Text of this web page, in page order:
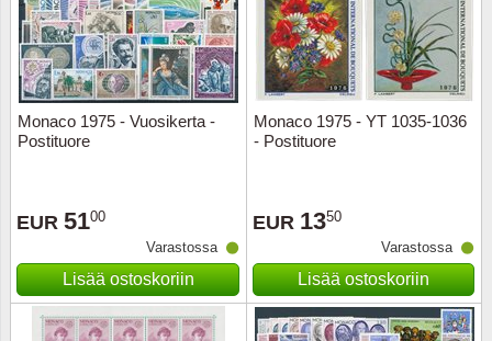
Monaco 1975 - Vuosikerta -
Postituore
EUR 5100
Varastossa
Lisää ostoskoriin
Monaco 1975 - YT 1035-1036
- Postituore
EUR 1350
Varastossa
Lisää ostoskoriin
YK -